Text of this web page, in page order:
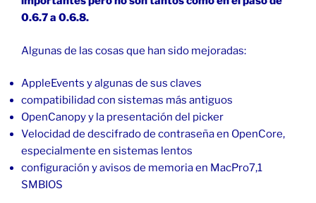
0.6.7 a 0.6.8.
Algunas de las cosas que han sido mejoradas:
AppleEvents y algunas de sus claves
compatibilidad con sistemas más antiguos
OpenCanopy y la presentación del picker
Velocidad de descifrado de contraseña en OpenCore,
especialmente en sistemas lentos
configuración y avisos de memoria en MacPro7,1
SMBIOS